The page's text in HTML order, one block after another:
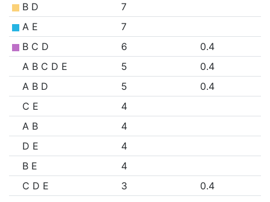
B D
7
A E
7
B C D
6
0.4
A B C D E
5
0.4
A B D
5
0.4
C E
4
A B
4
D E
4
B E
4
C D E
3
0.4